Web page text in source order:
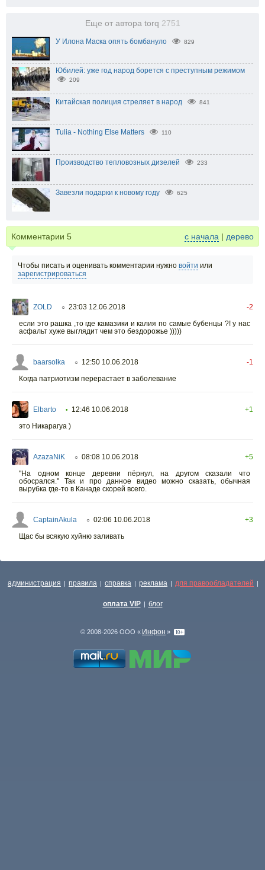
Еще от автора torq 2751
У Илона Маска опять бомбануло 829
Юбилей: уже год народ борется с преступным режимом
209
Китайская полиция стреляет в народ 841
Tulia - Nothing Else Matters 110
Производство тепловозных дизелей 233
Завезли подарки к новому году 625
Комментарии 5 с начала | дерево
Чтобы писать и оценивать комментарии нужно войти или
зарегистрироваться
ZOLD ○ 23:03 12.06.2018
-2
если это рашка ,то где камазики и калия по самые бубенцы ?! у нас
асфальт хуже выглядит чем это бездорожье )))))
baarsolka ○ 12:50 10.06.2018
-1
Когда патриотизм перерастает в заболевание
Elbarto • 12:46 10.06.2018
+1
это Никарагуа )
AzazaNiK ○ 08:08 10.06.2018
+5
"На одном конце деревни пёрнул, на другом сказали что
обосрался." Так и про данное видео можно сказать, обычная
вырубка где-то в Канаде скорей всего.
CaptainAkula ○ 02:06 10.06.2018
+3
Щас бы всякую хуйню заливать
администрация | правила | справка | реклама | для правообладателей |
оплата VIP | блог
© 2008-2026 ООО « Инфон »